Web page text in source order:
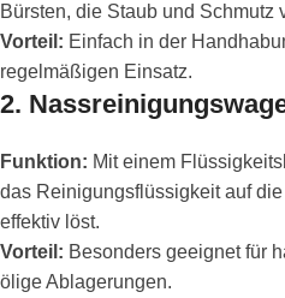
Bürsten, die Staub und Schmutz
Vorteil: Einfach in der
regelmäßigen Einsatz.
2.
Funktion: Mit einem
das Reinigungsflüssigkeit auf
effektiv löst.
Vorteil: Besonders geeignet für
ölige Ablagerungen.